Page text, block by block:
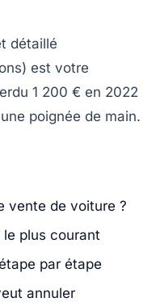
détaillé
est votre
1 200 € en 2022
poignée de main.
vente de voiture ?
plus courant
par étape
annuler